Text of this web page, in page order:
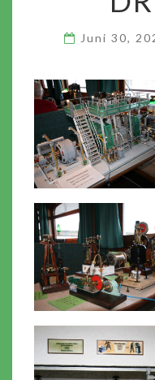
Juni 30,